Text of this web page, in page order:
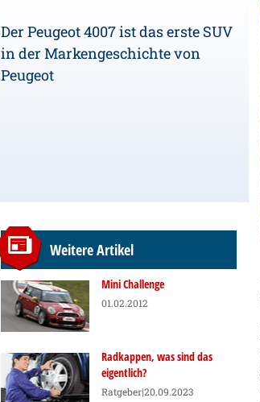
Der Peugeot 4007 ist das erste SUV
in der Markengeschichte von
Peugeot
Weitere Artikel
Mini Challenge
01.02.2012
Radkappen, was sind das
eigentlich?
Ratgeber|20.09.2023